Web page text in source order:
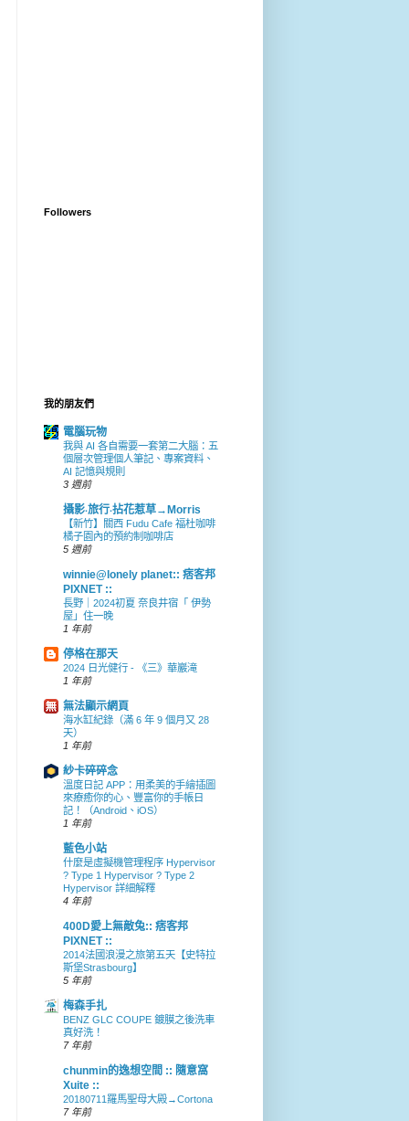
Followers
我的朋友們
電腦玩物
我與 AI 各自需要一套第二大腦：五
個層次管理個人筆記、專案資料、
AI 記憶與規則
3 週前
攝影‧旅行‧拈花惹草→Morris
【新竹】關西 Fudu Cafe 福杜咖啡
橘子園內的預約制咖啡店
5 週前
winnie@lonely planet:: 痞客邦
PIXNET ::
長野｜2024初夏 奈良井宿「 伊勢
屋」住一晚
1 年前
停格在那天
2024 日光健行 - 《三》華巖滝
1 年前
無法顯示網頁
海水缸紀錄（滿 6 年 9 個月又 28
天）
1 年前
紗卡碎碎念
溫度日記 APP：用柔美的手繪插圖
來療癒你的心、豐富你的手帳日
記！（Android、iOS）
1 年前
藍色小站
什麼是虛擬機管理程序 Hypervisor
? Type 1 Hypervisor ? Type 2
Hypervisor 詳細解釋
4 年前
400D愛上無敵兔:: 痞客邦
PIXNET ::
2014法國浪漫之旅第五天【史特拉
斯堡Strasbourg】
5 年前
梅森手扎
BENZ GLC COUPE 鍍膜之後洗車
真好洗！
7 年前
chunmin的逸想空間 :: 隨意窩
Xuite ::
20180711羅馬聖母大殿→Cortona
7 年前